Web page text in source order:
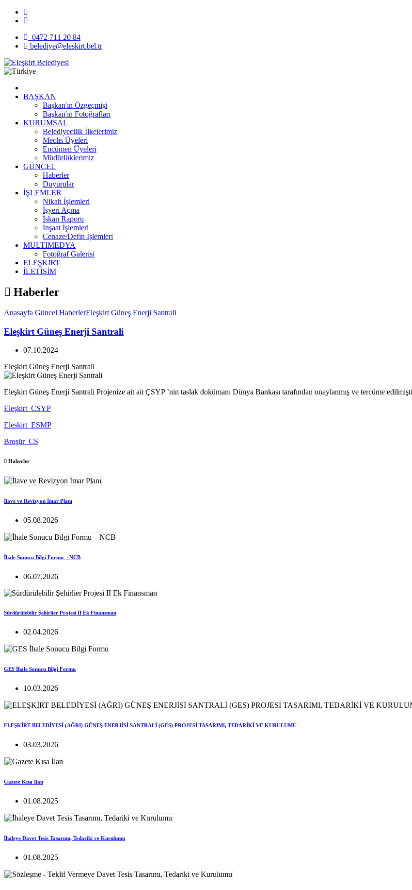
0472 711 20 84
belediye@eleskirt.bel.tr
BAŞKAN
Başkan'ın Özgeçmişi
Başkan'ın Fotoğrafları
KURUMSAL
Belediyecilik İlkelerimiz
Meclis Üyeleri
Encümen Üyeleri
Müdürlüklerimiz
GÜNCEL
Haberler
Duyurular
İŞLEMLER
Nikah İşlemleri
İşyeri Açma
İskan Raporu
İnşaat İşlemleri
Cenaze/Defin İşlemleri
MULTIMEDYA
Fotoğraf Galerisi
ELEŞKİRT
İLETİŞİM
Haberler
Anasayfa Güncel HaberlerEleşkirt Güneş Enerji Santrali
Eleşkirt Güneş Enerji Santrali
07.10.2024
Eleşkirt Güneş Enerji Santrali
Eleşkirt Güneş Enerji Santrali Projenize ait ait ÇSYP ’nin taslak dokümanı Dünya Bankası tarafından onaylanmış ve tercüme
Eleşkirt_CSYP
Eleskirt_ESMP
Broşür_CS
Haberler
İlave ve Revizyon İmar Planı
05.08.2026
İhale Sonucu Bilgi Formu – NCB
06.07.2026
Sürdürülebilir Şehirlier Projesi II Ek Finansman
02.04.2026
GES İhale Sonucu Bilgi Formu
10.03.2026
ELEŞKİRT BELEDİYESİ (AĞRI) GÜNEŞ ENERJİSİ SANTRALİ (GES) PROJESİ TASARIMI, TEDARİKİ VE KURULUMU
03.03.2026
Gazete Kısa İlan
01.08.2025
İhaleye Davet Tesis Tasarımı, Tedariki ve Kurulumu
01.08.2025